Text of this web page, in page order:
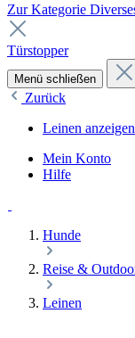
Zur Kategorie
Türstopper
Menü schließen
Zurück
Leinen anzeigen
Mein Konto
Hilfe
Hunde
Reise &
Leinen